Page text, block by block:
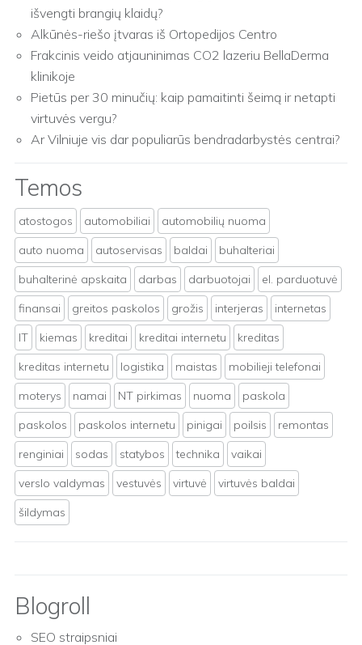
išvengti brangių klaidų?
Alkūnės-riešo įtvaras iš Ortopedijos Centro
Frakcinis veido atjauninimas CO2 lazeriu BellaDerma
klinikoje
Pietūs per 30 minučių: kaip pamaitinti šeimą ir netapti
virtuvės vergu?
Ar Vilniuje vis dar populiarūs bendradarbystės centrai?
Temos
atostogos automobiliai
automobilių nuoma
auto nuoma
autoservisas baldai
buhalteriai
buhalterinė apskaita
darbas darbuotojai
el. parduotuvė
finansai
greitos paskolos grožis interjeras
internetas
IT
kiemas kreditai kreditai internetu
kreditas
kreditas internetu
logistika maistas
mobilieji telefonai
moterys
namai NT pirkimas nuoma
paskola
paskolos
paskolos internetu pinigai poilsis
remontas
renginiai
sodas statybos technika
vaikai
verslo valdymas
vestuvės virtuvė
virtuvės baldai
šildymas
Blogroll
SEO straipsniai